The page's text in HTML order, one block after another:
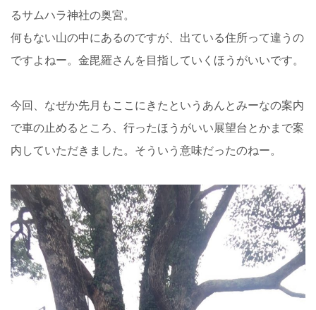
るサムハラ神社の奥宮。
何もない山の中にあるのですが、出ている住所って違うの
ですよねー。金毘羅さんを目指していくほうがいいです。
今回、なぜか先月もここにきたというあんとみーなの案内
で車の止めるところ、行ったほうがいい展望台とかまで案
内していただきました。そういう意味だったのねー。